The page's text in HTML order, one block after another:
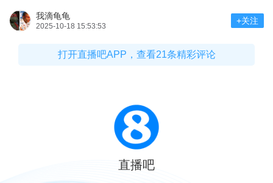
我滴龟龟
2025-10-18 15:53:53
+关注
打开直播吧APP，查看21条精彩评论
直播吧